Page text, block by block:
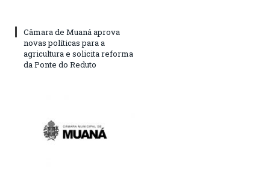
Câmara de Muaná aprova
novas políticas para a
agricultura e solicita reforma
da Ponte do Reduto